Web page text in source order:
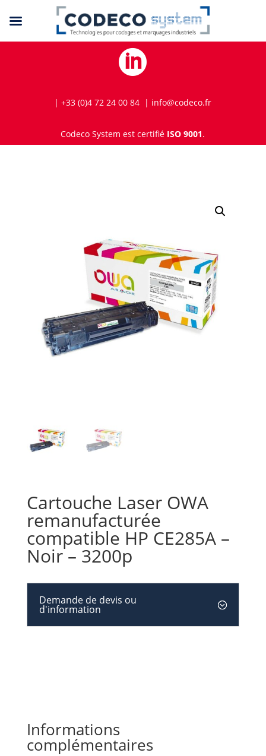

| +33 (0)4 72 24 00 84 | info@codeco.fr
Codeco System est certifié ISO 9001.
Cartouche Laser OWA
remanufacturée
compatible HP CE285A –
Noir – 3200p
Demande de devis ou
d'information
Informations
complémentaires